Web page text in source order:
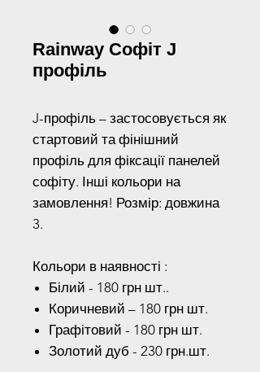
Rainway Софіт J
профіль
J-профіль – застосовується як
стартовий та фінішний
профіль для фіксації панелей
софіту. Інші кольори на
замовлення! Розмір: довжина
3.
Кольори в наявності :
Білий - 180 грн шт..
Коричневий – 180 грн шт.
Графітовий - 180 грн шт.
Золотий дуб - 230 грн.шт.